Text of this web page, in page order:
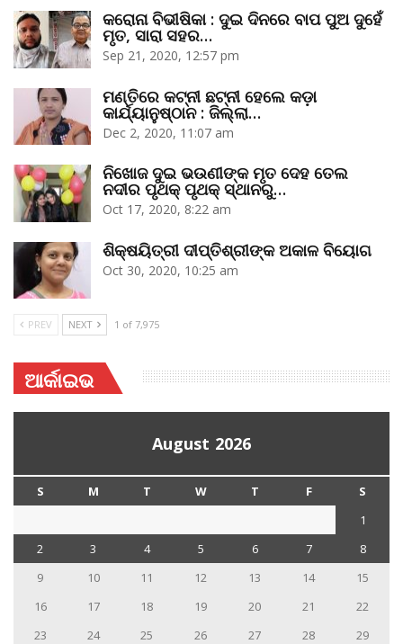
କରୋନା ବିଭୀଷିକା : ଦୁଇ ଦିନରେ ବାପ ପୁଅ ଦୁହେଁ
ମୃତ, ସାରା ସହର…
Sep 21, 2020, 12:57 pm
ମଣ୍ତିରେ କଟ୍‌ନୀ ଛଟ୍‌ନୀ ହେଲେ କଡ଼ା
କାର୍ଯ୍ୟାନୁଷ୍ଠାନ : ଜିଲ୍ଲା…
Dec 2, 2020, 11:07 am
ନିଖୋଜ ଦୁଇ ଭଉଣୀଙ୍କ ମୃତ ଦେହ ତେଲ
ନଦୀର ପୃଥକ୍‌ ପୃଥକ୍‌ ସ୍ଥାନରୁ…
Oct 17, 2020, 8:22 am
ଶିକ୍ଷୟିତ୍ରୀ ଦୀପ୍ତିଶ୍ରୀଙ୍କ ଅକାଳ ବିୟୋଗ
Oct 30, 2020, 10:25 am
PREV NEXT 1 of 7,975
ଆର୍କାଇଭ
August 2026
S M T W T F
S
1
2
3 4 5 6 7
8
9
10 11 12 13 14
15
16
17 18 19 20 21
22
23
24 25 26 27 28 29